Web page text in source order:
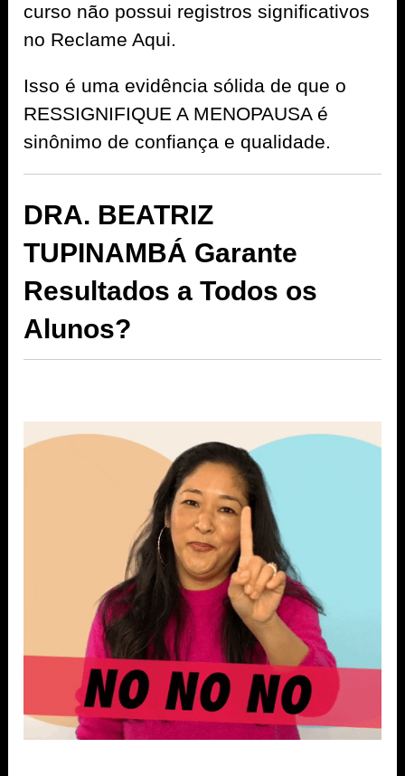
curso não possui registros significativos
no Reclame Aqui.
Isso é uma evidência sólida de que o
RESSIGNIFIQUE A MENOPAUSA é
sinônimo de confiança e qualidade.
DRA. BEATRIZ
TUPINAMBÁ Garante
Resultados a Todos os
Alunos?